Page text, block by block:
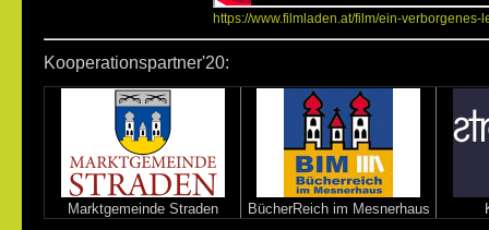
https://www.filmladen.at/film/ein-verborgenes-
Kooperationspartner'20:
Marktgemeinde Straden BücherReich im Mesnerhaus